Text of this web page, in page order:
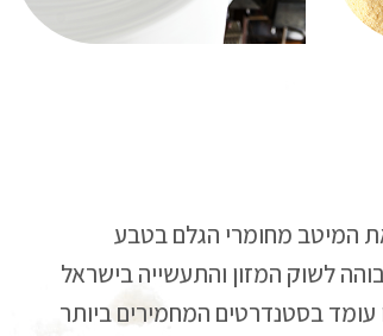
את המיטב מחומרי הגלם בטבע
לשוק המזון והתעשייה בישראל
עומד בסטנדרטים המחמירים ביותר